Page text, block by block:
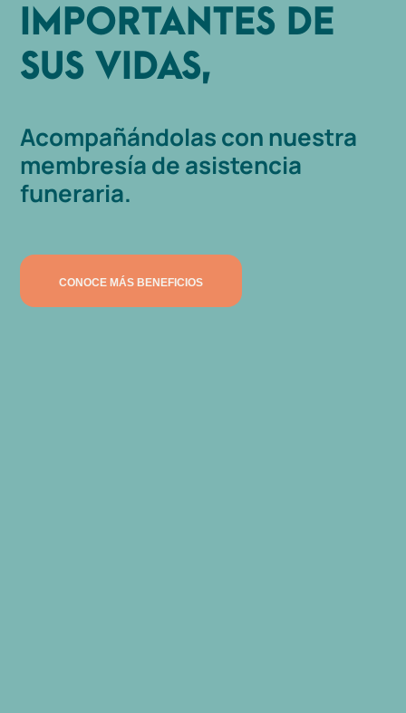
IMPORTANTES DE
SUS VIDAS,
Acompañándolas con nuestra
membresía de asistencia
funeraria.
CONOCE MÁS BENEFICIOS